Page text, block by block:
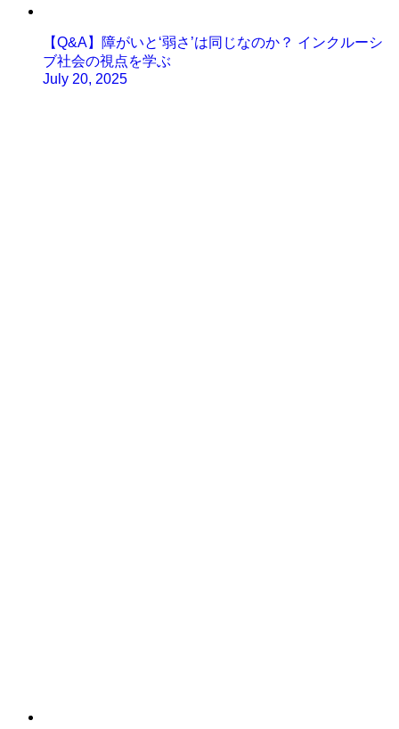
【Q&A】障がいと‘弱さ’は同じなのか？ インクルーシ
ブ社会の視点を学ぶ
July 20, 2025